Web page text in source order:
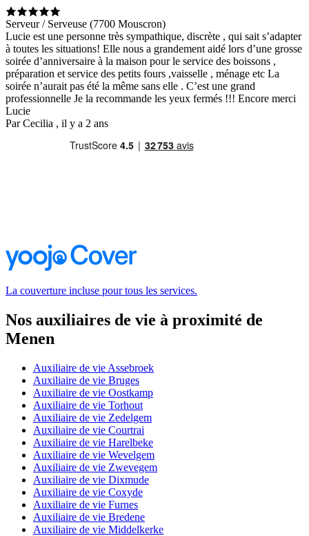
Serveur / Serveuse (7700 Mouscron)
Lucie est une personne très sympathique, discrète , qui sait s’adapter
à toutes les situations! Elle nous a grandement aidé lors d’une grosse
soirée d’anniversaire à la maison pour le service des boissons ,
préparation et service des petits fours ,vaisselle , ménage etc La
soirée n’aurait pas été la même sans elle . C’est une grand
professionnelle Je la recommande les yeux fermés !!! Encore merci
Lucie
Par Cecilia , il y a 2 ans
La couverture incluse pour tous les services.
Nos auxiliaires de vie à proximité de
Menen
Auxiliaire de vie Assebroek
Auxiliaire de vie Bruges
Auxiliaire de vie Oostkamp
Auxiliaire de vie Torhout
Auxiliaire de vie Zedelgem
Auxiliaire de vie Courtrai
Auxiliaire de vie Harelbeke
Auxiliaire de vie Wevelgem
Auxiliaire de vie Zwevegem
Auxiliaire de vie Dixmude
Auxiliaire de vie Coxyde
Auxiliaire de vie Furnes
Auxiliaire de vie Bredene
Auxiliaire de vie Middelkerke